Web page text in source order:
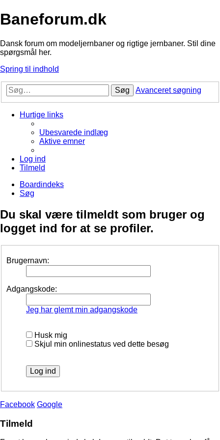
Baneforum.dk
Dansk forum om modeljernbaner og rigtige jernbaner. Stil dine
spørgsmål her.
Spring til indhold
Søg Avanceret søgning
Hurtige links
Ubesvarede indlæg
Aktive emner
Log ind
Tilmeld
Boardindeks
Søg
Du skal være tilmeldt som bruger og
logget ind for at se profiler.
Brugernavn:
Adgangskode:
Jeg har glemt min adgangskode
Husk mig
Skjul min onlinestatus ved dette besøg
Facebook Google
Tilmeld